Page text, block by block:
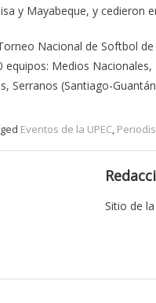
y Mayabeque, y cedieron
Nacional de Softbol
equipos: Medios
Serranos (Santiago-
Eventos de la UPEC,
Sitio de